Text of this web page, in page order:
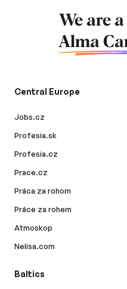
We are
Alma
Central Europe
Jobs.cz
Profesia.sk
Profesia.cz
Prace.cz
Práca za rohom
Práce za rohem
Atmoskop
Nelisa.com
Baltics